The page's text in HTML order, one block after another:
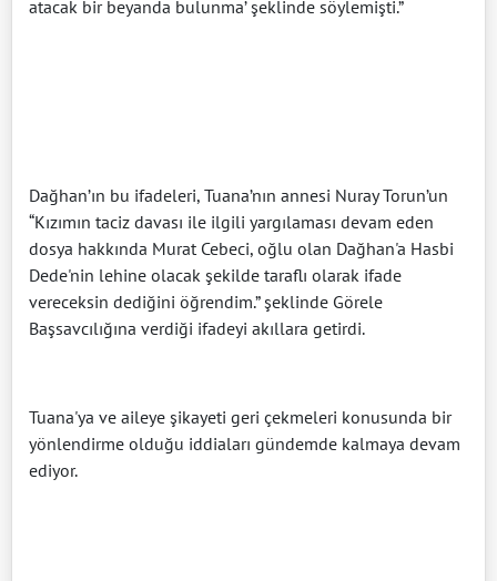
atacak bir beyanda bulunma’ şeklinde söylemişti.”
Dağhan’ın bu ifadeleri, Tuana’nın annesi Nuray Torun’un
“Kızımın taciz davası ile ilgili yargılaması devam eden
dosya hakkında Murat Cebeci, oğlu olan Dağhan'a Hasbi
Dede'nin lehine olacak şekilde taraflı olarak ifade
vereceksin dediğini öğrendim.” şeklinde Görele
Başsavcılığına verdiği ifadeyi akıllara getirdi.
Tuana'ya ve aileye şikayeti geri çekmeleri konusunda bir
yönlendirme olduğu iddiaları gündemde kalmaya devam
ediyor.